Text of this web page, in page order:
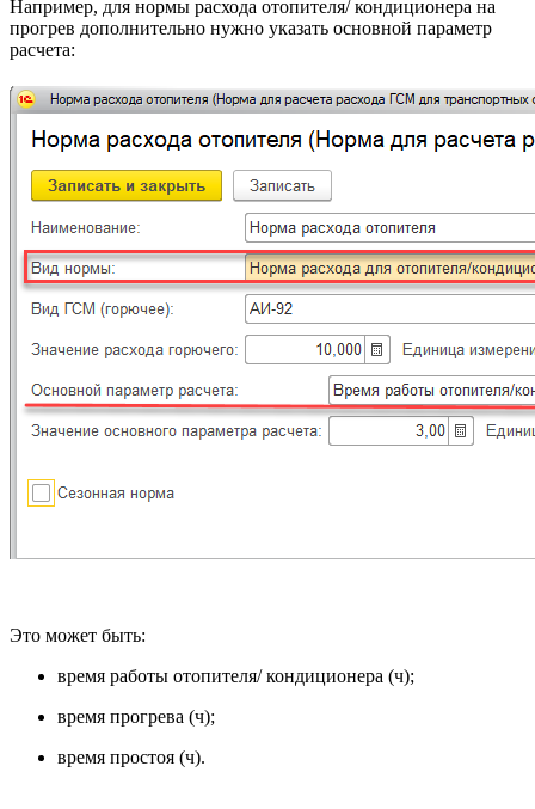
Например, для нормы расхода отопителя/ кондиционера на
прогрев дополнительно нужно указать основной параметр
расчета:
Это может быть:
время работы отопителя/ кондиционера (ч);
время прогрева (ч);
время простоя (ч).